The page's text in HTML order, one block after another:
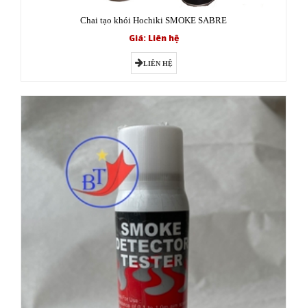
Chai tạo khói Hochiki SMOKE SABRE
Giá: Liên hệ
LIÊN HỆ